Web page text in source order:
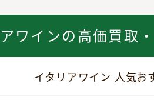
ワインの高価買取
イタリアワイン 人気お